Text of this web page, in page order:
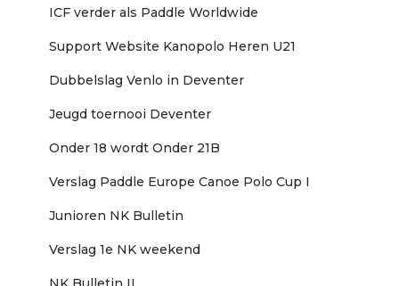
ICF verder als Paddle Worldwide
Support Website Kanopolo Heren U21
Dubbelslag Venlo in Deventer
Jeugd toernooi Deventer
Onder 18 wordt Onder 21B
Verslag Paddle Europe Canoe Polo Cup I
Junioren NK Bulletin
Verslag 1e NK weekend